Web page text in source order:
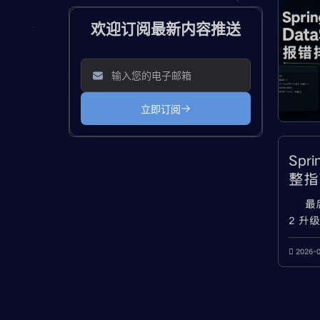
整
依最
2 升
2026-